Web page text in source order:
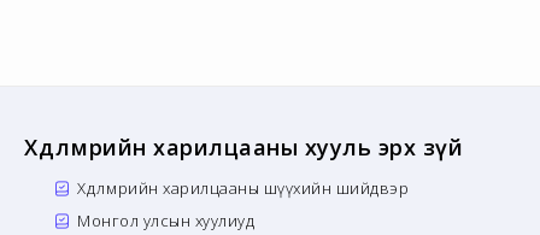
Хөдөлмөрийн харилцааны хууль эрх зүй
Хөдөлмөрийн харилцааны шүүхийн шийдвэр
Монгол улсын хуулиуд